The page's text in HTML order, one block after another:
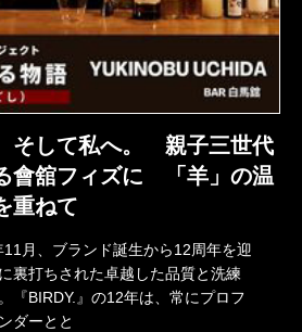
そして私へ。 親子三世代
會舘フィズに 「羊」の温
重ねて
11月、ブランド誕生から12周年を迎
裏打ちされた卓越した品質と洗練
BIRDY.』の12年は、常にプロフ
ダーとと